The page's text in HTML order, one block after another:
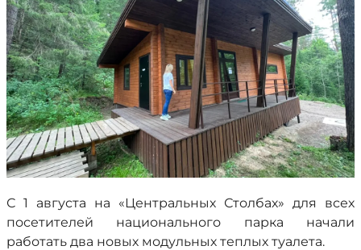
С 1 августа на «Центральных Столбах» для всех
посетителей национального парка начали
работать два новых модульных теплых туалета.